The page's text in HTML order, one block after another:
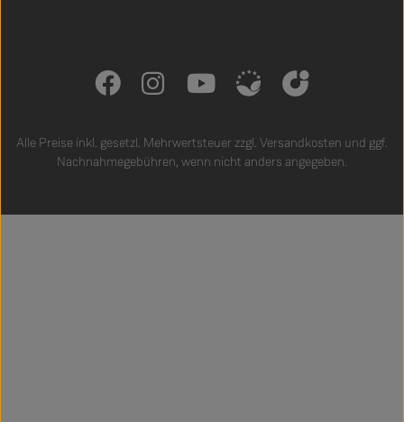
Alle Preise inkl. gesetzl. Mehrwertsteuer zzgl. Versandkosten und ggf.
Nachnahmegebühren, wenn nicht anders angegeben.